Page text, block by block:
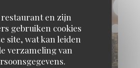
en zijn
gebruiken cookies
site, wat kan leiden
verzameling van